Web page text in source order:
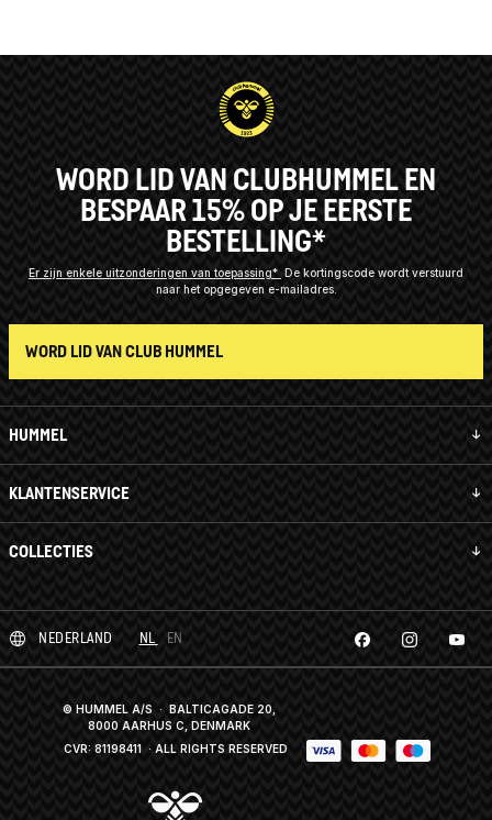
HUMMEL
KLANTENSERVICE
COLLECTIES
WORD LID VAN CLUBHUMMEL EN
BESPAAR 15% OP JE EERSTE
BESTELLING*
Er zijn enkele uitzonderingen van toepassing* De kortingscode wordt verstuurd
naar het opgegeven e-mailadres.
WORD LID VAN CLUB HUMMEL
NEDERLAND NL EN
© HUMMEL A/S · BALTICAGADE 20,
8000 AARHUS C, DENMARK
CVR: 81198411 · ALL RIGHTS RESERVED